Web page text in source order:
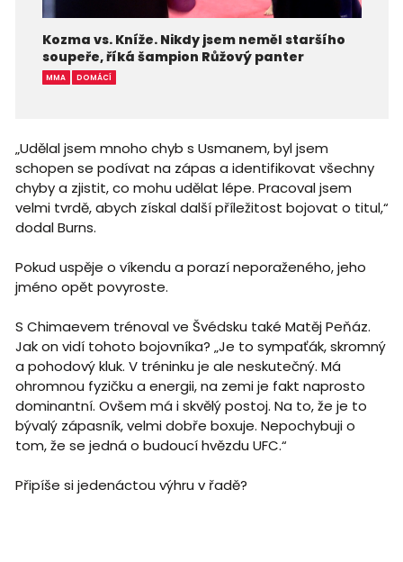
Kozma vs. Kníže. Nikdy jsem neměl staršího
soupeře, říká šampion Růžový panter
MMA DOMÁCÍ
„Udělal jsem mnoho chyb s Usmanem, byl jsem
schopen se podívat na zápas a identifikovat všechny
chyby a zjistit, co mohu udělat lépe. Pracoval jsem
velmi tvrdě, abych získal další příležitost bojovat o titul,“
dodal Burns.
Pokud uspěje o víkendu a porazí neporaženého, jeho
jméno opět povyroste.
S Chimaevem trénoval ve Švédsku také Matěj Peňáz.
Jak on vidí tohoto bojovníka? „Je to sympaťák, skromný
a pohodový kluk. V tréninku je ale neskutečný. Má
ohromnou fyzičku a energii, na zemi je fakt naprosto
dominantní. Ovšem má i skvělý postoj. Na to, že je to
bývalý zápasník, velmi dobře boxuje. Nepochybuji o
tom, že se jedná o budoucí hvězdu UFC.“
Připíše si jedenáctou výhru v řadě?